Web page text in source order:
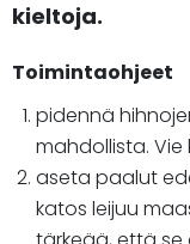
kieltoja.
Toimintaohjeet
pidennä
mahdollista.
aseta paalut
katos leijuu